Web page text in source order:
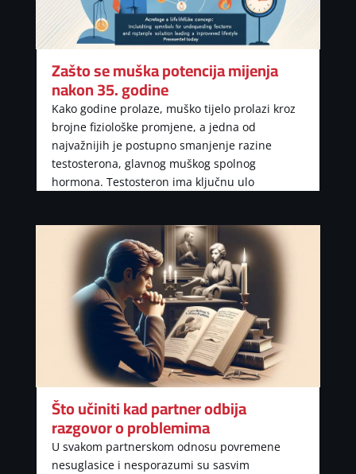
Zašto se muška potencija mijenja
nakon 35. godine
Kako godine prolaze, muško tijelo prolazi kroz
brojne fiziološke promjene, a jedna od
najvažnijih je postupno smanjenje razine
testosterona, glavnog muškog spolnog
hormona. Testosteron ima ključnu ulo
Što učiniti kad partner odbija
razgovor o problemima
U svakom partnerskom odnosu povremene
nesuglasice i nesporazumi su sasvim